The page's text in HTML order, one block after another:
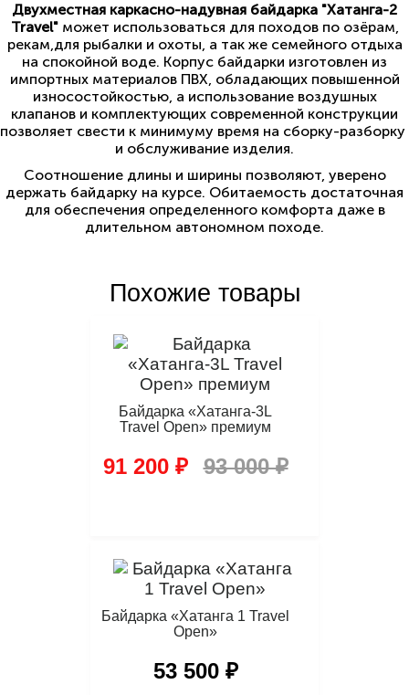
Двухместная каркасно-надувная байдарка "Хатанга-2
Travel"может использоваться для походов по озёрам,
рекам,для рыбалки и охоты, а так же семейного отдыха
на спокойной воде. Корпус байдарки изготовлен из
импортных материалов ПВХ, обладающих повышенной
износостойкостью, а использование воздушных
клапанов и комплектующих современной конструкции
позволяет свести к минимуму время на сборку-разборку
и обслуживание изделия.
Соотношение длины и ширины позволяют, уверено
держать байдарку на курсе. Обитаемость достаточная
для обеспечения определенного комфорта даже в
длительном автономном походе.
Похожие товары
Байдарка «Хатанга-3L
Travel Open» премиум
91 200 ₽ 93 000 ₽
Байдарка «Хатанга 1 Travel
Open»
53 500 ₽